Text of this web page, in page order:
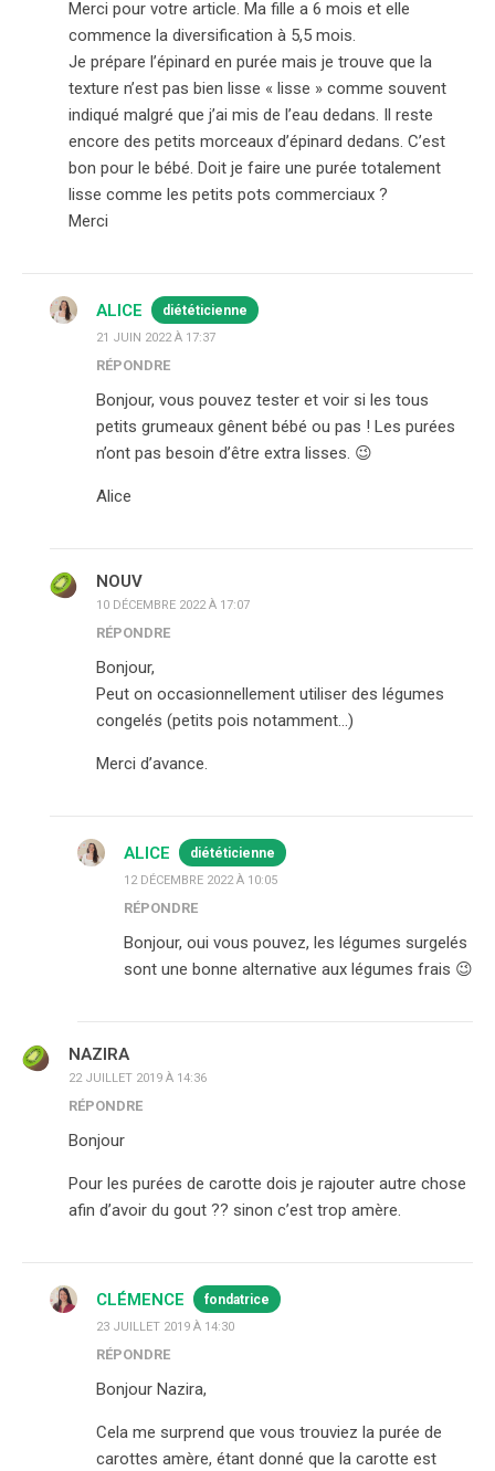
Merci pour votre article. Ma fille a 6 mois et elle
commence la diversification à 5,5 mois.
Je prépare l’épinard en purée mais je trouve que la
texture n’est pas bien lisse « lisse » comme souvent
indiqué malgré que j’ai mis de l’eau dedans. Il reste
encore des petits morceaux d’épinard dedans. C’est
bon pour le bébé. Doit je faire une purée totalement
lisse comme les petits pots commerciaux ?
Merci
ALICE diététicienne
21 JUIN 2022 À 17:37
RÉPONDRE
Bonjour, vous pouvez tester et voir si les tous
petits grumeaux gênent bébé ou pas ! Les purées
n’ont pas besoin d’être extra lisses. 😉
Alice
NOUV
10 DÉCEMBRE 2022 À 17:07
RÉPONDRE
Bonjour,
Peut on occasionnellement utiliser des légumes
congelés (petits pois notamment…)
Merci d’avance.
ALICE diététicienne
12 DÉCEMBRE 2022 À 10:05
RÉPONDRE
Bonjour, oui vous pouvez, les légumes surgelés
sont une bonne alternative aux légumes frais 😉
NAZIRA
22 JUILLET 2019 À 14:36
RÉPONDRE
Bonjour
Pour les purées de carotte dois je rajouter autre chose
afin d’avoir du gout ?? sinon c’est trop amère.
CLÉMENCE fondatrice
23 JUILLET 2019 À 14:30
RÉPONDRE
Bonjour Nazira,
Cela me surprend que vous trouviez la purée de
carottes amère, étant donné que la carotte est